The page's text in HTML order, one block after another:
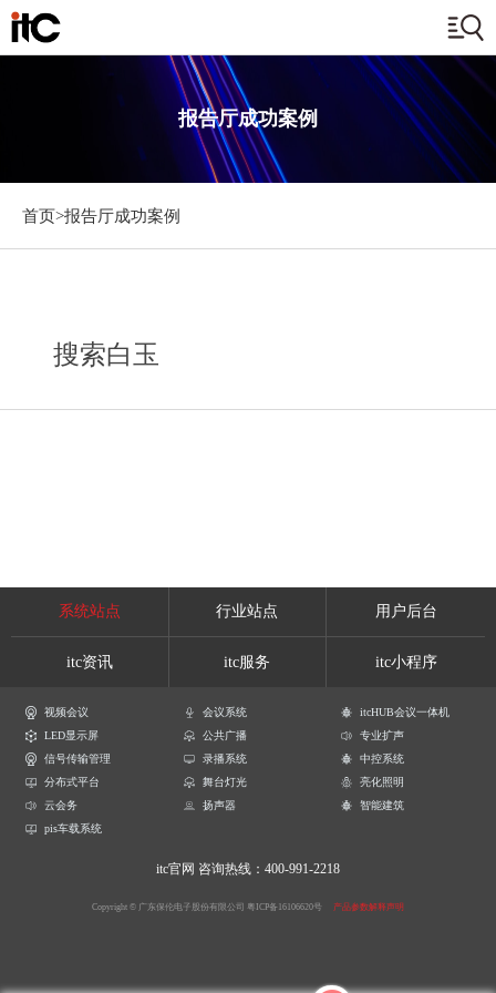
报告厅成功案例
首页>报告厅成功案例
搜索白玉
系统站点 行业站点 用户后台
itc资讯 itc服务 itc小程序
视频会议 会议系统
itcHUB会议一体机
LED显示屏
公共广播
专业扩声
信号传输管理
录播系统
中控系统
分布式平台
舞台灯光
亮化照明
云会务
扬声器
智能建筑
pis车载系统
itc官网 咨询热线：400-991-2218
Copyright © 广东保伦电子股份有限公司 粤ICP备16106620号 产品参数解释声明